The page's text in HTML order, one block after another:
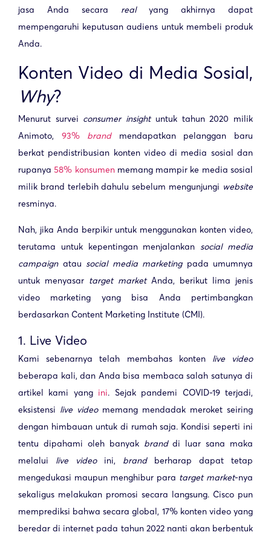
jasa Anda secara realyang akhirnya dapat
mempengaruhi keputusan audiens untuk membeli produk
Anda.
Konten Video di Media Sosial,
Why?
Menurut survei consumer insightuntuk tahun 2020 milik
Animoto, 93% brandmendapatkan pelanggan baru
berkat pendistribusian konten video di media sosial dan
rupanya58% konsumenmemang mampir ke media sosial
milik brand terlebih dahulu sebelum mengunjungi website
resminya.
Nah, jika Anda berpikir untuk menggunakan konten video,
terutama untuk kepentingan menjalankan social media
campaignatau social media marketingpada umumnya
untuk menyasar target marketAnda, berikut lima jenis
video marketing yang bisa Anda pertimbangkan
berdasarkan Content Marketing Institute (CMI).
1. Live Video
Kami sebenarnya telah membahas konten live video
beberapa kali, dan Anda bisa membaca salah satunya di
artikel kami yang ini. Sejak pandemi COVID-19 terjadi,
eksistensi live videomemang mendadak meroket seiring
dengan himbauan untuk di rumah saja. Kondisi seperti ini
tentu dipahami oleh banyak branddi luar sana maka
melalui live videoini, brandberharap dapat tetap
mengedukasi maupun menghibur para target market-nya
sekaligus melakukan promosi secara langsung. Cisco pun
memprediksi bahwa secara global, 17% konten video yang
beredar di internet pada tahun 2022 nanti akan berbentuk